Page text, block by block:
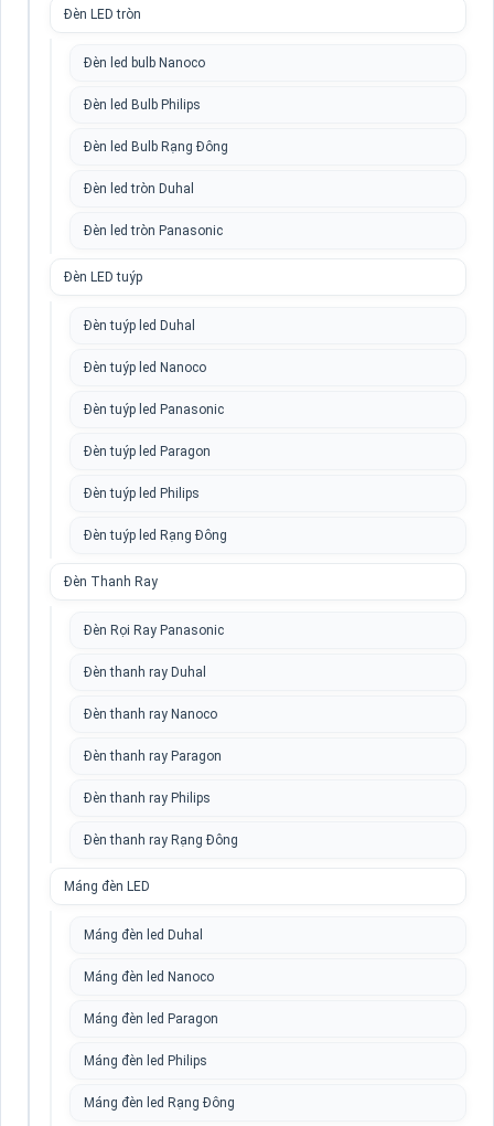
Đèn LED tròn
Đèn led bulb Nanoco
Đèn led Bulb Philips
Đèn led Bulb Rạng Đông
Đèn led tròn Duhal
Đèn led tròn Panasonic
Đèn LED tuýp
Đèn tuýp led Duhal
Đèn tuýp led Nanoco
Đèn tuýp led Panasonic
Đèn tuýp led Paragon
Đèn tuýp led Philips
Đèn tuýp led Rạng Đông
Đèn Thanh Ray
Đèn Rọi Ray Panasonic
Đèn thanh ray Duhal
Đèn thanh ray Nanoco
Đèn thanh ray Paragon
Đèn thanh ray Philips
Đèn thanh ray Rạng Đông
Máng đèn LED
Máng đèn led Duhal
Máng đèn led Nanoco
Máng đèn led Paragon
Máng đèn led Philips
Máng đèn led Rạng Đông